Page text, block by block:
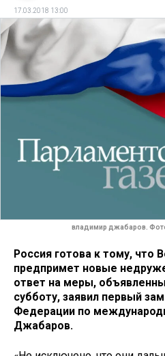
17.03.2018 13:00
владимир джабаров.
Россия готова к тому, что
предпримет новые
ответ на меры,
субботу, заявил первый
Федерации по
Джабаров.